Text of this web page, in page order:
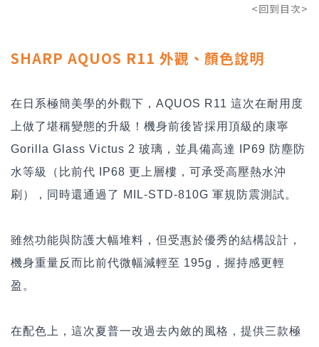
<回到目次>
SHARP AQUOS R11 外觀、顏色說明
在日系極簡美學的外觀下，AQUOS R11 這次在耐用度
上做了堪稱變態的升級！機身前後皆採用頂級的康寧
Gorilla Glass Victus 2 玻璃，並具備高達 IP69 防塵防
水等級（比前代 IP68 更上層樓，可承受高壓熱水沖
刷），同時還通過了 MIL-STD-810G 軍規防震測試。
雖然功能與防護大幅堆料，但受惠於優秀的結構設計，
機身重量反而比前代微幅減輕至 195g，握持感更輕
盈。
在配色上，這次夏普一改過去內斂的風格，提供三款極